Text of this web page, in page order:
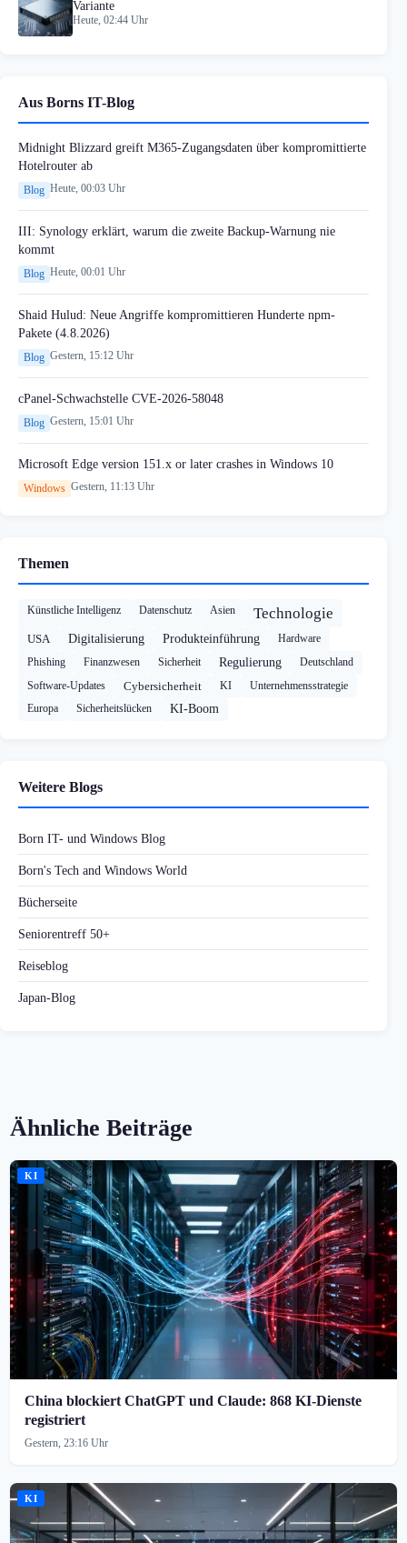
Variante
Heute, 02:44 Uhr
Aus Borns IT-Blog
Midnight Blizzard greift M365-Zugangsdaten über kompromittierte
Hotelrouter ab
Blog Heute, 00:03 Uhr
III: Synology erklärt, warum die zweite Backup-Warnung nie
kommt
Blog Heute, 00:01 Uhr
Shaid Hulud: Neue Angriffe kompromittieren Hunderte npm-
Pakete (4.8.2026)
Blog Gestern, 15:12 Uhr
cPanel-Schwachstelle CVE-2026-58048
Blog Gestern, 15:01 Uhr
Microsoft Edge version 151.x or later crashes in Windows 10
Windows Gestern, 11:13 Uhr
Themen
Künstliche Intelligenz Datenschutz Asien Technologie
USA Digitalisierung Produkteinführung
Hardware
Phishing
Finanzwesen Sicherheit Regulierung
Deutschland
Software-Updates
Cybersicherheit KI
Unternehmensstrategie
Europa
Sicherheitslücken KI-Boom
Weitere Blogs
Born IT- und Windows Blog
Born's Tech and Windows World
Bücherseite
Seniorentreff 50+
Reiseblog
Japan-Blog
Ähnliche Beiträge
KI
China blockiert ChatGPT und Claude: 868 KI-Dienste
registriert
Gestern, 23:16 Uhr
KI